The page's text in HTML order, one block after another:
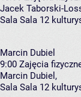
Jacek Taborski-
Sala Sala 12
Marcin Dubiel
9:00 Zajęcia
Marcin Dubiel ,
Sala Sala 12